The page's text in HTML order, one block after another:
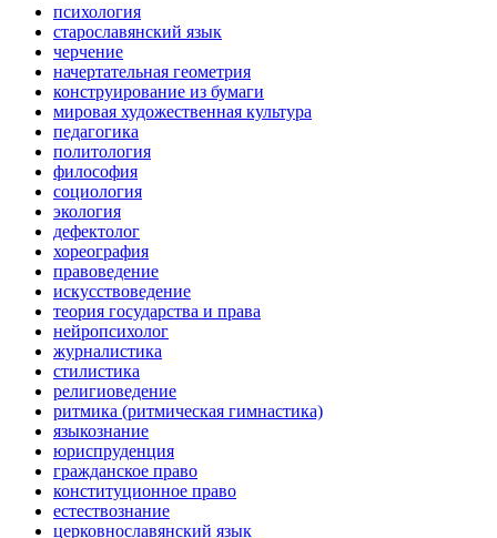
психология
старославянский язык
черчение
начертательная геометрия
конструирование из бумаги
мировая художественная культура
педагогика
политология
философия
социология
экология
дефектолог
хореография
правоведение
искусствоведение
теория государства и права
нейропсихолог
журналистика
стилистика
религиоведение
ритмика (ритмическая гимнастика)
языкознание
юриспруденция
гражданское право
конституционное право
естествознание
церковнославянский язык